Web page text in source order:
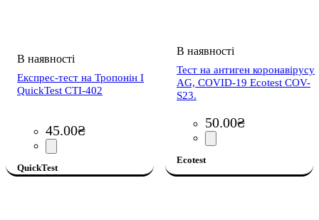
Експрес-тест на Тропонін І
QuickTest CTI-402
45.00₴
QuickTest
Тест на антиген коронавірусу
AG, COVID-19 Ecotest COV-
S23.
50.00₴
Ecotest